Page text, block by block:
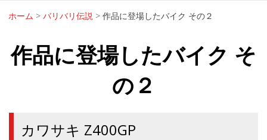
ク漫画
ホーム > バリバリ伝説 > 作品に登場したバイク その２
作品に登場したバイク そ
の２
カワサキ Z400GP